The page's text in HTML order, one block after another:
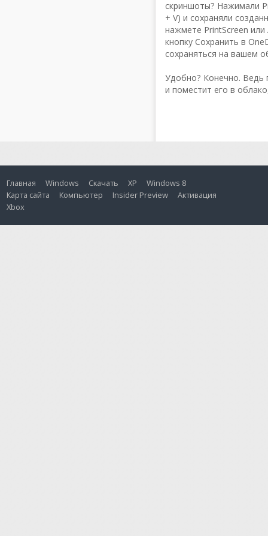
скриншоты? Нажимали
+ V) и сохраняли
нажмете PrintScreen
кнопку Сохранить в
сохраняться на вашем
Удобно? Конечно. Ведь
и поместит его в
Главная Windows Скачать XP
Windows 8
Карта сайта
Компьютер Insider Preview
Активация
Xbox